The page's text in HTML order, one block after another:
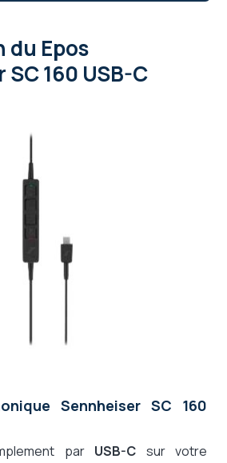
du Epos
160 USB-C
Sennheiser SC 160
par USB-C sur votre